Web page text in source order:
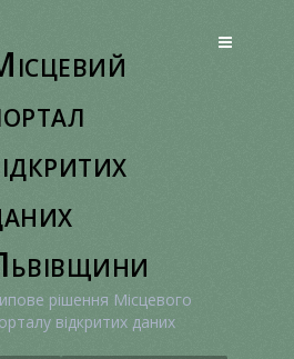
рішення Місцевого
відкритих даних